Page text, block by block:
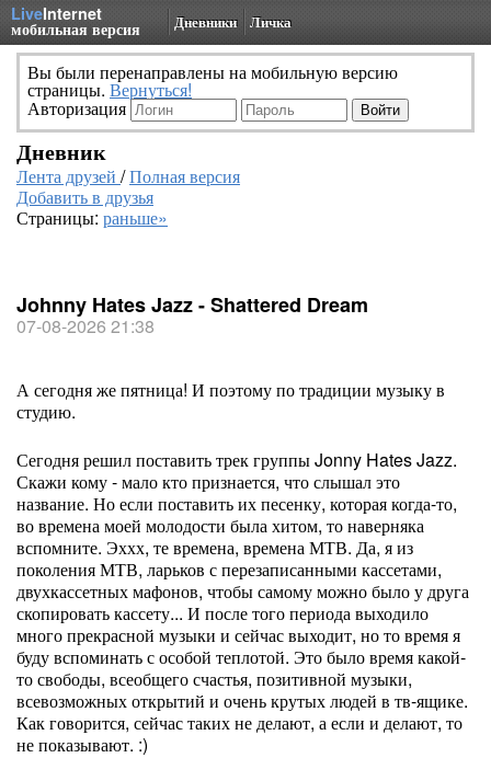
LiveInternet
мобильная версия Дневники Личка
Вы были перенаправлены на мобильную версию
страницы. Вернуться!
Авторизация
Дневник
Лента друзей /Полная версия
Добавить в друзья
Страницы: раньше»
Johnny Hates Jazz - Shattered Dream
07-08-2026 21:38
А сегодня же пятница! И поэтому по традиции музыку в
студию.
Сегодня решил поставить трек группы Jonny Hates Jazz.
Скажи кому - мало кто признается, что слышал это
название. Но если поставить их песенку, которая когда-то,
во времена моей молодости была хитом, то наверняка
вспомните. Эххх, те времена, времена МТВ. Да, я из
поколения МТВ, ларьков с перезаписанными кассетами,
двухкассетных мафонов, чтобы самому можно было у друга
скопировать кассету... И после того периода выходило
много прекрасной музыки и сейчас выходит, но то время я
буду вспоминать с особой теплотой. Это было время какой-
то свободы, всеобщего счастья, позитивной музыки,
всевозможных открытий и очень крутых людей в тв-ящике.
Как говорится, сейчас таких не делают, а если и делают, то
не показывают. :)